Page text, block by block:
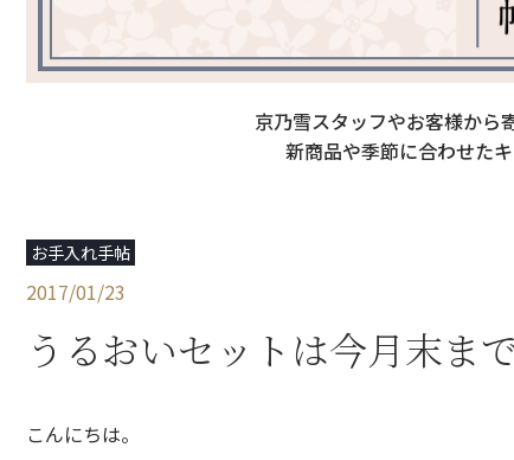
京乃雪スタッフやお客様から
新商品や季節に合わせた
お手入れ手帖
2017/01/23
うるおいセットは今月末ま
こんにちは。